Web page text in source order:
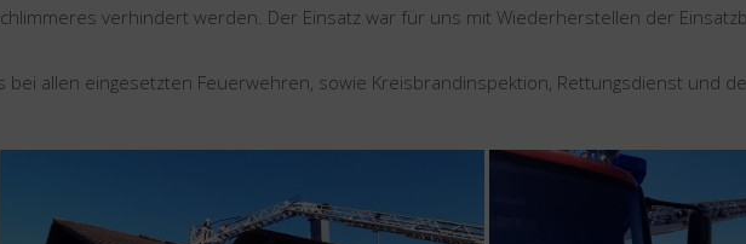
verhindert werden. Der Einsatz war für uns mit Wiederherstellen der
bei allen eingesetzten Feuerwehren, sowie Kreisbrandinspektion, Rettungsdienst und